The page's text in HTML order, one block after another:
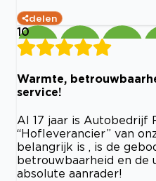
delen
10
Warmte,
service!
Al 17 jaar is Autobedrijf
“Hofleverancier” van
belangrijk is , is de
betrouwbaarheid en de
absolute aanrader!